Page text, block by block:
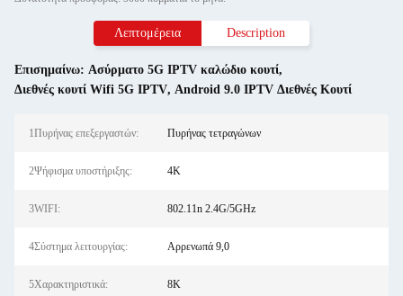
Λεπτομέρεια Description
Επισημαίνω: Ασύρματο 5G IPTV καλώδιο κουτί,
Διεθνές κουτί Wifi 5G IPTV, Android 9.0 IPTV Διεθνές Κουτί
1Πυρήνας επεξεργαστών: Πυρήνας τετραγώνων
2Ψήφισμα υποστήριξης: 4K
3WIFI: 802.11n 2.4G/5GHz
4Σύστημα λειτουργίας: Αρρενωπά 9,0
5Χαρακτηριστικά: 8K